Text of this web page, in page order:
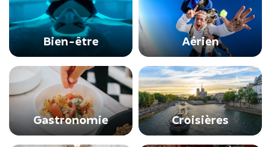
Bien-être Aérien
Gastronomie Croisières